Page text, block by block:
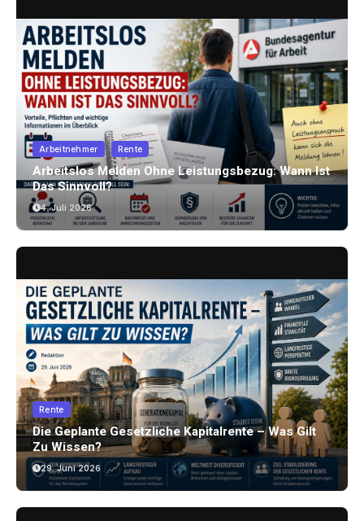
Arbeitnehmer Rente
Arbeitslos Melden Ohne Leistungsbezug: Wann Ist
Das Sinnvoll?
4. Juli 2026
Rente
Die Geplante Gesetzliche Kapitalrente – Was Gilt
Zu Wissen?
29. Juni 2026